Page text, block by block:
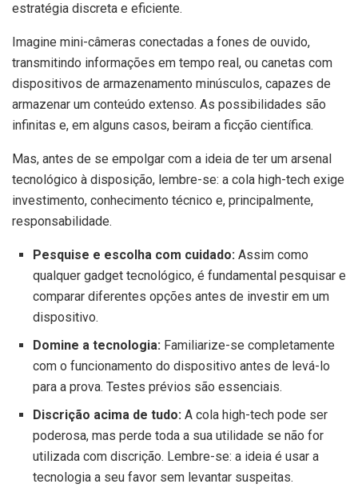
estratégia discreta e eficiente.
Imagine mini-câmeras conectadas a fones de ouvido,
transmitindo informações em tempo real, ou canetas com
dispositivos de armazenamento minúsculos, capazes de
armazenar um conteúdo extenso. As possibilidades são
infinitas e, em alguns casos, beiram a ficção científica.
Mas, antes de se empolgar com a ideia de ter um arsenal
tecnológico à disposição, lembre-se: a cola high-tech exige
investimento, conhecimento técnico e, principalmente,
responsabilidade.
Pesquise e escolha com cuidado:Assim como
qualquer gadget tecnológico, é fundamental pesquisar e
comparar diferentes opções antes de investir em um
dispositivo.
Domine a tecnologia:Familiarize-se completamente
com o funcionamento do dispositivo antes de levá-lo
para a prova. Testes prévios são essenciais.
Discrição acima de tudo:A cola high-tech pode ser
poderosa, mas perde toda a sua utilidade se não for
utilizada com discrição. Lembre-se: a ideia é usar a
tecnologia a seu favor sem levantar suspeitas.